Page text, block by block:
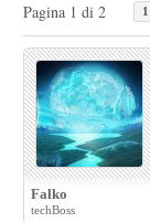
Pagina 1 di 2 1
Falko
techBoss